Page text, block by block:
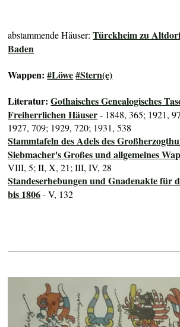
abstammende Häuser:Türckheim zu
Baden
Wappen:#Löwe#Stern(e)
Literatur:Gothaisches Genealogisches
Freiherrlichen Häuser- 1848, 365; 1921,
1927, 709; 1929, 720; 1931, 538
Stammtafeln des Adels des
Siebmacher's Großes und allgemeines
VIII, 5; II, X, 21; III, IV, 28
Standeserhebungen und Gnadenakte für
bis 1806- V, 132